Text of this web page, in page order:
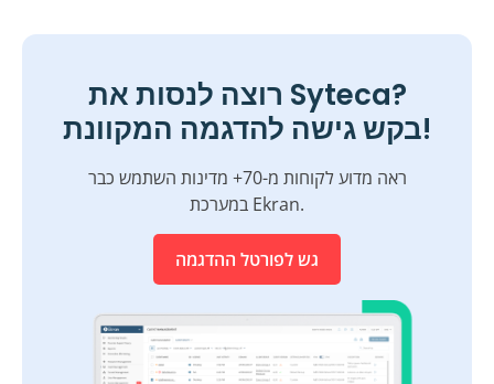
רוצה לנסות את Syteca?
בקש גישה להדגמה המקוונת!
ראה מדוע לקוחות מ-70+ מדינות השתמש כבר
במערכת Ekran.
גש לפורטל ההדגמה